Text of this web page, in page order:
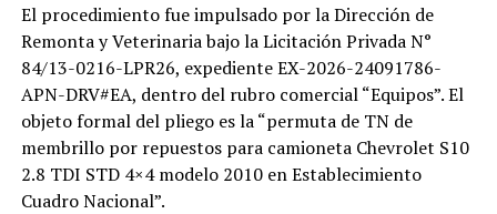
El procedimiento fue impulsado por la Dirección de
Remonta y Veterinaria bajo la Licitación Privada N°
84/13-0216-LPR26, expediente EX-2026-24091786-
APN-DRV#EA, dentro del rubro comercial “Equipos”. El
objeto formal del pliego es la “permuta de TN de
membrillo por repuestos para camioneta Chevrolet S10
2.8 TDI STD 4×4 modelo 2010 en Establecimiento
Cuadro Nacional”.